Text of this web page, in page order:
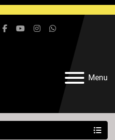
Menu
facebookyoutubeinstagramwhatsapp